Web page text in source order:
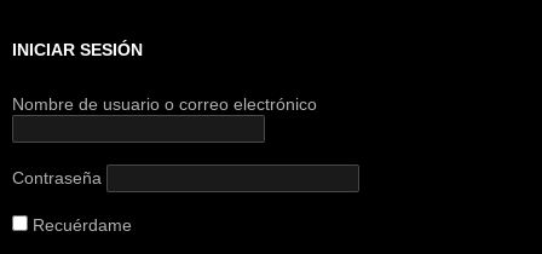
INICIAR SESIÓN
Nombre de usuario o correo electrónico
Contraseña
Recuérdame